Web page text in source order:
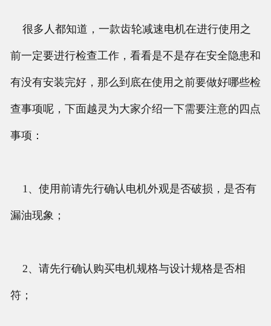
很多人都知道，一款齿轮减速电机在进行使用之
前一定要进行检查工作，看看是不是存在安全隐患和
有没有安装完好，那么到底在使用之前要做好哪些检
查事项呢，下面越灵为大家介绍一下需要注意的四点
事项：
1、使用前请先行确认电机外观是否破损，是否有
漏油现象；
2、请先行确认购买电机规格与设计规格是否相
符；